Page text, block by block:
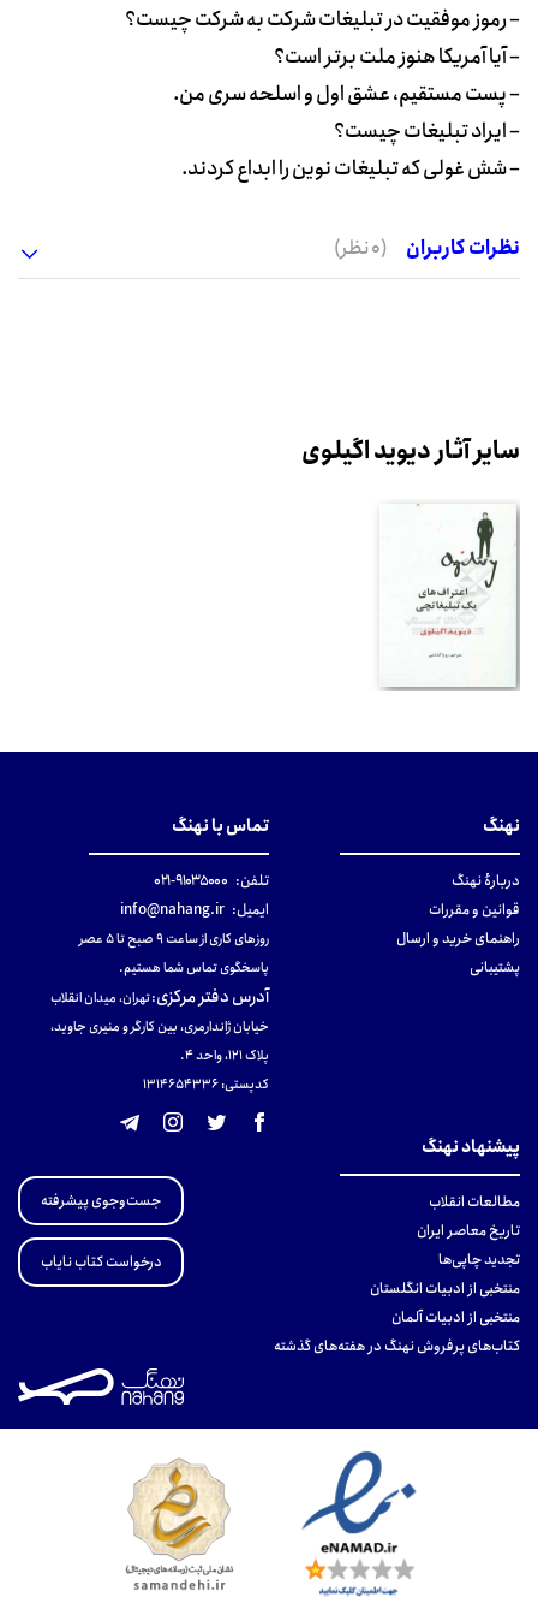
– رموز موفقیت در تبلیغات شرکت به شرکت چیست؟
– آیا آمریکا هنوز ملت برتر است؟
– پست مستقیم، عشق اول و اسلحه سری من.
– ایراد تبلیغات چیست؟
– شش غولی که تبلیغات نوین را ابداع کردند.
نظرات کاربران (0 نظر)
سایر آثار دیوید اگیلوی
نهنگ
دربارهٔ نهنگ
قوانین و مقررات
راهنمای خرید و ارسال
پشتیبانی
تماس با نهنگ
تلفن: ۹۱۰۳۵۰۰۰-۰۲۱
ایمیل: info@nahang.ir
روزهای کاری از ساعت ۹ صبح تا ۵ عصر
پاسخگوی تماس شما هستیم.
آدرس دفتر مرکزی:تهران، میدان انقلاب
خیابان ژاندارمری، بین کارگر و منیری جاوید،
پلاک 121، واحد ۴.
کدپستی: 131465433۶
پیشنهاد نهنگ
مطالعات انقلاب
تاریخ معاصر ایران
تجدید چاپی‌ها
منتخبی از ادبیات انگلستان
منتخبی از ادبیات آلمان
کتاب‌های پرفروش نهنگ در هفته‌های گذشته
جست‌وجوی پیشرفته
درخواست کتاب نایاب